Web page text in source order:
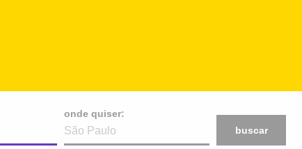
onde quiser:
buscar